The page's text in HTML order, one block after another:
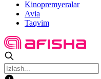
Kinopremyeralar
Avia
Taqvim